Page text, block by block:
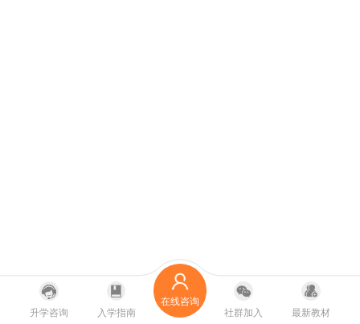
升学咨询 入学指南
在线咨询
社群加入
最新教材